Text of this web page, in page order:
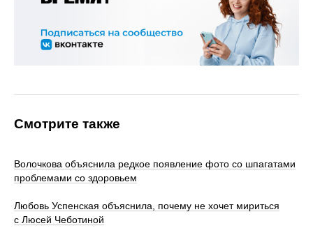
Смотрите также
Волочкова объяснила редкое появление фото со шпагатами
проблемами со здоровьем
Любовь Успенская объяснила, почему не хочет мириться
с Люсей Чеботиной